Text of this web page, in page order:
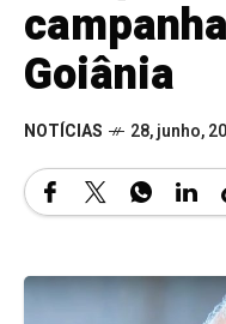
Goiânia
NOTÍCIAS 28, junho,